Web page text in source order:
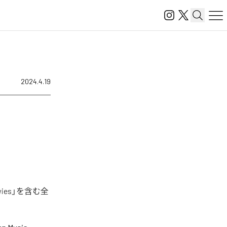
2024.4.19
」を含む全